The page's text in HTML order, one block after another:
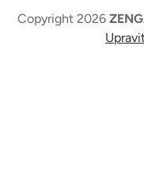
Copyright 2026